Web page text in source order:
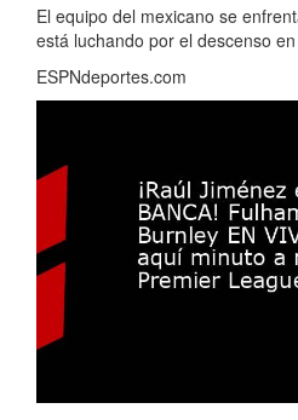
El equipo del mexicano se
está luchando por el descenso
ESPNdeportes.com